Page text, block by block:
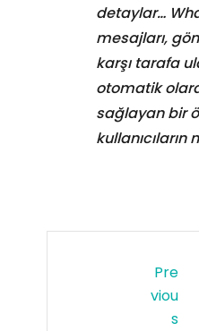
detaylar…
mesajları,
karşı tarafa
otomatik
sağlayan bir
kullanıcıların
Pre
Viou
S